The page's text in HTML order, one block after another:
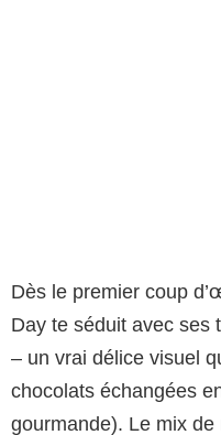
Dès le premier coup
Day te séduit avec ses
– un vrai délice visuel
chocolats échangées
gourmande). Le mix